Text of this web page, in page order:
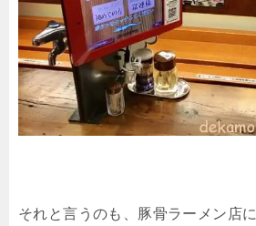
それと言うのも、豚骨ラーメン店